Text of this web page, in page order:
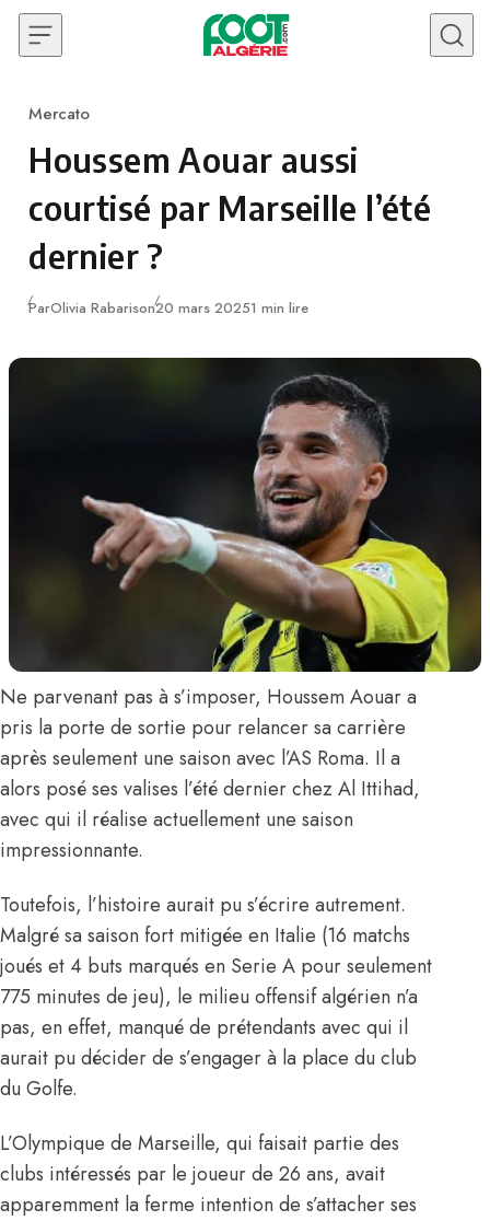
Skip to content
Category
Mercato
Houssem Aouar aussi
courtisé par Marseille l’été
dernier ?
ParOlivia RabarisonPublié
20 mars 20251 min lire
Ne parvenant pas à s’imposer, Houssem Aouara
pris la porte de sortie pour relancer sa carrière
après seulement une saison avec l’AS Roma. Il a
alors posé ses valises l’été dernier chez Al Ittihad,
avec qui il réalise actuellement une saison
impressionnante.
Toutefois, l’histoire aurait pu s’écrire autrement.
Malgré sa saison fort mitigée en Italie (16 matchs
joués et 4 buts marqués en Serie A pour seulement
775 minutes de jeu), le milieu offensif algérien n’a
pas, en effet, manqué de prétendants avec qui il
aurait pu décider de s’engager à la place du club
du Golfe.
L’Olympique de Marseille, qui faisait partie des
clubs intéressés par le joueur de 26 ans, avait
apparemment la ferme intention de s’attacher ses